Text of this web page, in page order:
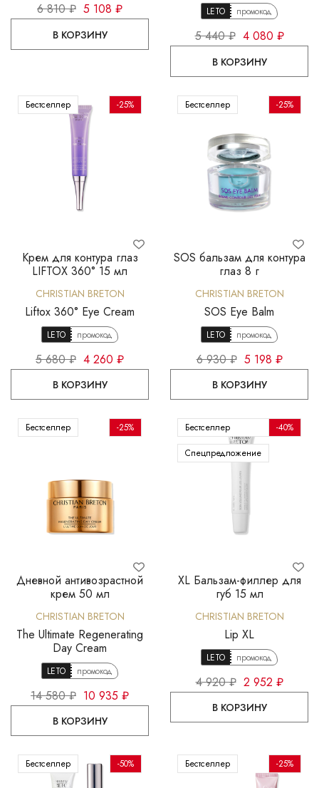
6 810 ₽ 5 108 ₽
В КОРЗИНУ
LETO промокод
5 440 ₽ 4 080 ₽
В КОРЗИНУ
Крем для контура глаз
LIFTOX 360° 15 мл
CHRISTIAN BRETON
Liftox 360° Eye Cream
LETO промокод
5 680 ₽ 4 260 ₽
В КОРЗИНУ
Бестселлер -25%
SOS бальзам для контура
глаз 8 г
CHRISTIAN BRETON
SOS Eye Balm
LETO промокод
6 930 ₽ 5 198 ₽
В КОРЗИНУ
Бестселлер -25%
Дневной антивозрастной
крем 50 мл
CHRISTIAN BRETON
The Ultimate Regenerating
Day Cream
LETO промокод
14 580 ₽ 10 935 ₽
В КОРЗИНУ
Бестселлер -25%
XL Бальзам-филлер для
губ 15 мл
CHRISTIAN BRETON
Lip XL
LETO промокод
4 920 ₽ 2 952 ₽
В КОРЗИНУ
Бестселлер
Спецпредложение
-40%
Бестселлер -50% Бестселлер -25%